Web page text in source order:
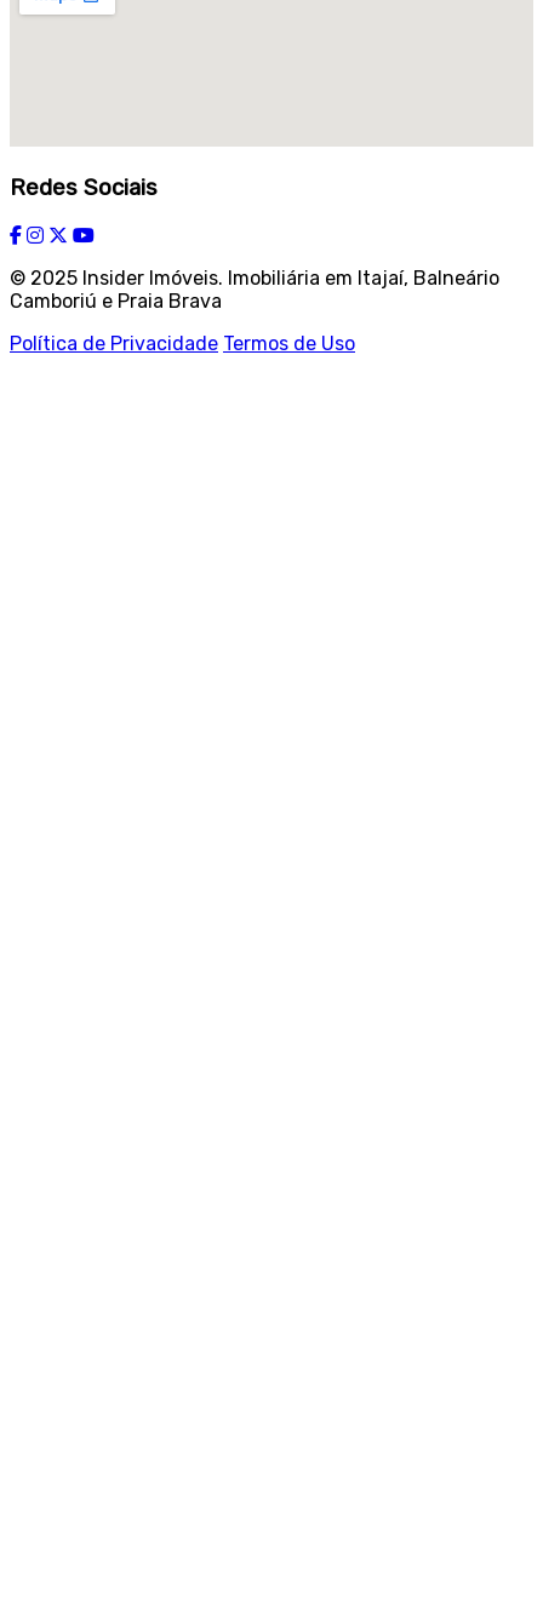
Redes Sociais
© 2025 Insider Imóveis. Imobiliária em Itajaí, Balneário
Camboriú e Praia Brava
Política de Privacidade Termos de Uso